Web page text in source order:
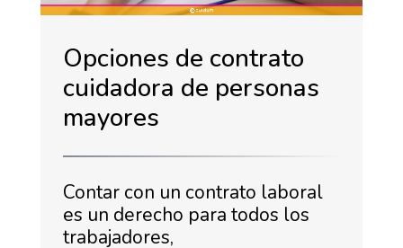
Opciones de contrato
cuidadora de personas
mayores
Contar con un contrato laboral
es un derecho para todos los
trabajadores,